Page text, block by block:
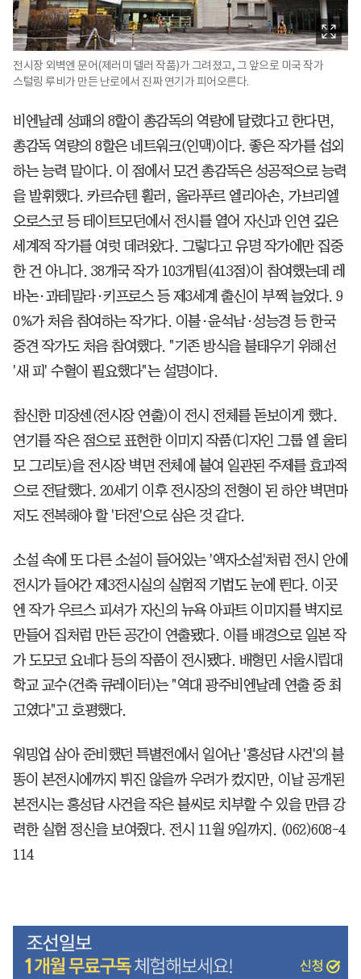
전시장 외벽엔 문어(제러미 델러 작품)가 그려졌고, 그 앞으로 미국 작가
스털링 루비가 만든 난로에서 진짜 연기가 피어오른다.
비엔날레 성패의 8할이 총감독의 역량에 달렸다고 한다면,
총감독 역량의 8할은 네트워크(인맥)이다. 좋은 작가를 섭외
하는 능력 말이다. 이 점에서 모건 총감독은 성공적으로 능력
을 발휘했다. 카르슈텐 횔러, 올라푸르 엘리아손, 가브리엘
오로스코 등 테이트모던에서 전시를 열어 자신과 인연 깊은
세계적 작가를 여럿 데려왔다. 그렇다고 유명 작가에만 집중
한 건 아니다. 38개국 작가 103개팀(413점)이 참여했는데 레
바논·과테말라·키프로스 등 제3세계 출신이 부쩍 늘었다. 9
0%가 처음 참여하는 작가다. 이불·윤석남·성능경 등 한국
중견 작가도 처음 참여했다. "기존 방식을 불태우기 위해선
'새 피' 수혈이 필요했다"는 설명이다.
참신한 미장센(전시장 연출)이 전시 전체를 돋보이게 했다.
연기를 작은 점으로 표현한 이미지 작품(디자인 그룹 엘 울티
모 그리토)을 전시장 벽면 전체에 붙여 일관된 주제를 효과적
으로 전달했다. 20세기 이후 전시장의 전형이 된 하얀 벽면마
저도 전복해야 할 '터전'으로 삼은 것 같다.
소설 속에 또 다른 소설이 들어있는 '액자소설'처럼 전시 안에
전시가 들어간 제3전시실의 실험적 기법도 눈에 띈다. 이곳
엔 작가 우르스 피셔가 자신의 뉴욕 아파트 이미지를 벽지로
만들어 집처럼 만든 공간이 연출됐다. 이를 배경으로 일본 작
가 도모코 요네다 등의 작품이 전시됐다. 배형민 서울시립대
학교 교수(건축 큐레이터)는 "역대 광주비엔날레 연출 중 최
고였다"고 호평했다.
워밍업 삼아 준비했던 특별전에서 일어난 '홍성담 사건'의 불
똥이 본전시에까지 튀진 않을까 우려가 컸지만, 이날 공개된
본전시는 홍성담 사건을 작은 불씨로 치부할 수 있을 만큼 강
력한 실험 정신을 보여줬다. 전시 11월 9일까지. (062)608-4
114